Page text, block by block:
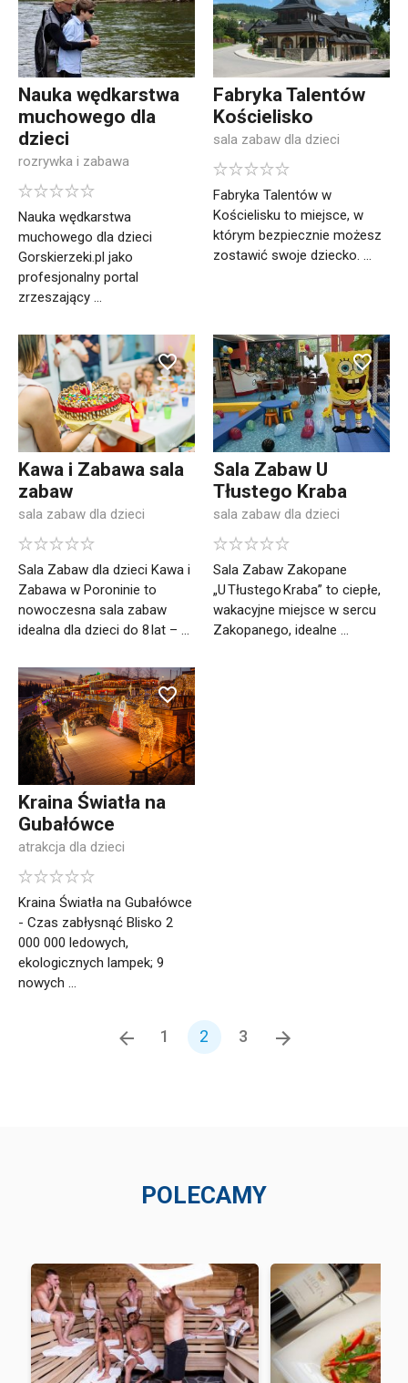
Nauka wędkarstwa
muchowego dla
dzieci
rozrywka i zabawa
Nauka wędkarstwa
muchowego dla dzieci
Gorskierzeki.pl jako
profesjonalny portal
zrzeszający ...
Fabryka Talentów
Kościelisko
sala zabaw dla dzieci
Fabryka Talentów w
Kościelisku to miejsce, w
którym bezpiecznie możesz
zostawić swoje dziecko. ...
Kawa i Zabawa sala
zabaw
sala zabaw dla dzieci
Sala Zabaw dla dzieci Kawa i
Zabawa w Poroninie to
nowoczesna sala zabaw
idealna dla dzieci do 8 lat – ...
Sala Zabaw U
Tłustego Kraba
sala zabaw dla dzieci
Sala Zabaw Zakopane
„U Tłustego Kraba” to ciepłe,
wakacyjne miejsce w sercu
Zakopanego, idealne ...
Kraina Światła na
Gubałówce
atrakcja dla dzieci
Kraina Światła na Gubałówce
- Czas zabłysnąć Blisko 2
000 000 ledowych,
ekologicznych lampek; 9
nowych ...
1 2 3
POLECAMY